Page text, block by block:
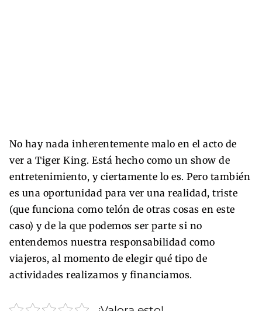
No hay nada inherentemente malo en el acto de
ver a Tiger King. Está hecho como un show de
entretenimiento, y ciertamente lo es. Pero también
es una oportunidad para ver una realidad, triste
(que funciona como telón de otras cosas en este
caso) y de la que podemos ser parte si no
entendemos nuestra responsabilidad como
viajeros, al momento de elegir qué tipo de
actividades realizamos y financiamos.